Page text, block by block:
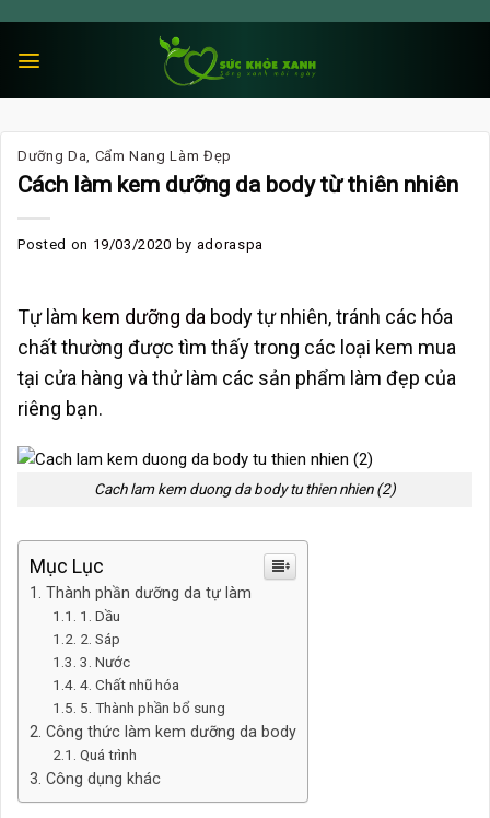
content
Dưỡng Da, Cẩm Nang Làm Đẹp
Cách làm kem dưỡng da body từ thiên nhiên
Posted on 19/03/2020 by adoraspa
Tự làm kem dưỡng da body tự nhiên, tránh các hóa
chất thường được tìm thấy trong các loại kem mua
tại cửa hàng và thử làm các sản phẩm làm đẹp của
riêng bạn.
Cach lam kem duong da body tu thien nhien (2)
Mục Lục
Thành phần dưỡng da tự làm
1. Dầu
2. Sáp
3. Nước
4. Chất nhũ hóa
5. Thành phần bổ sung
Công thức làm kem dưỡng da body
Quá trình
Công dụng khác